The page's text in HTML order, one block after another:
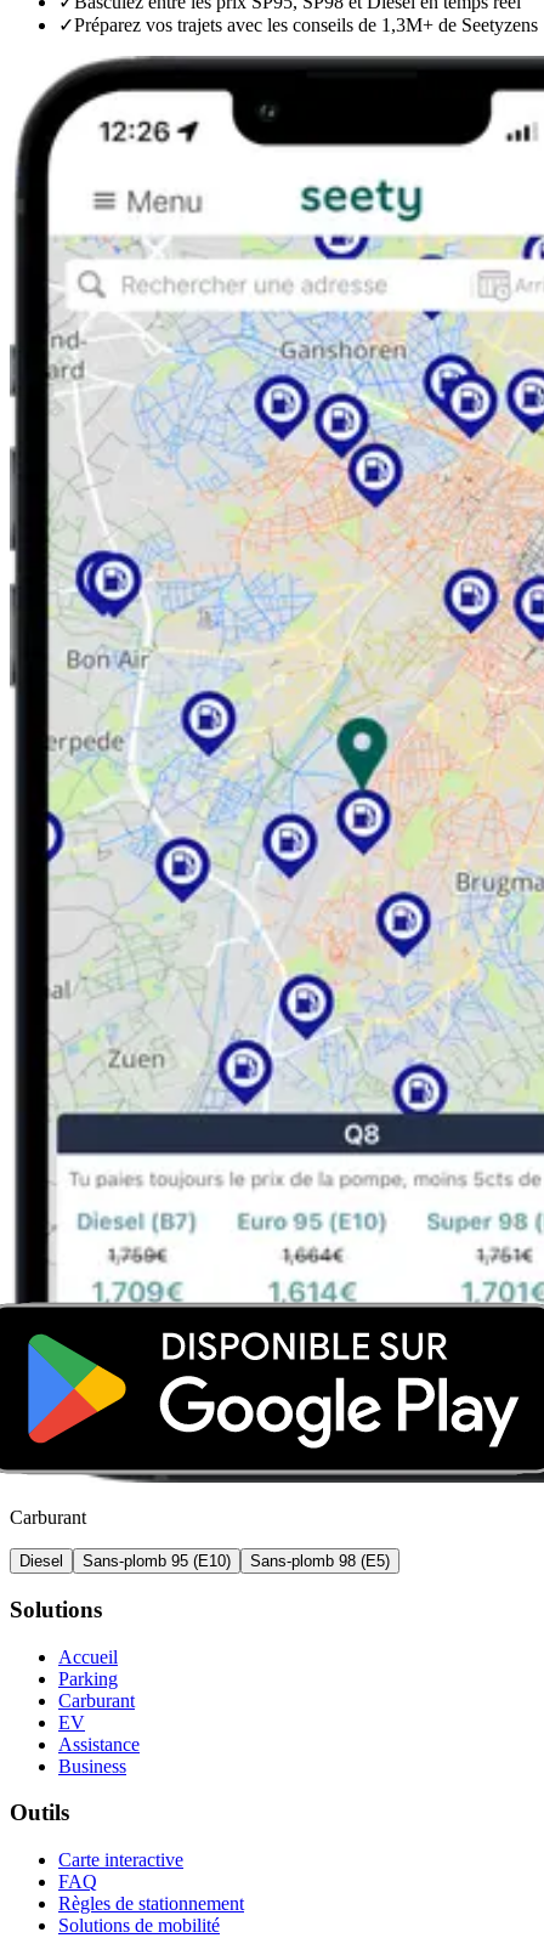
✓Préparez vos trajets avec les conseils de 1,3M+ de Seetyzens
Carburant
Diesel Sans-plomb 95 (E10) Sans-plomb 98 (E5)
Solutions
Accueil
Parking
Carburant
EV
Assistance
Business
Outils
Carte interactive
FAQ
Règles de stationnement
Solutions de mobilité